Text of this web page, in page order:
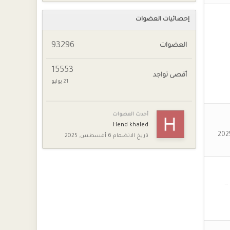
…
إحصائيات العضوات
العضوات 93296
أقصى تواجد
15553
21 يوليو
أحدث العضوات
Hend khaled
تاريخ الانضمام 6 أغسطس, 2025